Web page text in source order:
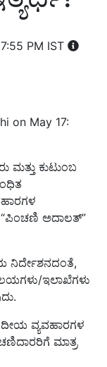
PM IST
on May 17:
ಮತ್ತು ಕುಟುಂಬ
ಅದಾಲತ್”
ನಿರ್ದೇಶನದಂತೆ,
ಇಲಾಖೆಗಳು
ವ್ಯವಹಾರಗಳ
ಮಾತ್ರ